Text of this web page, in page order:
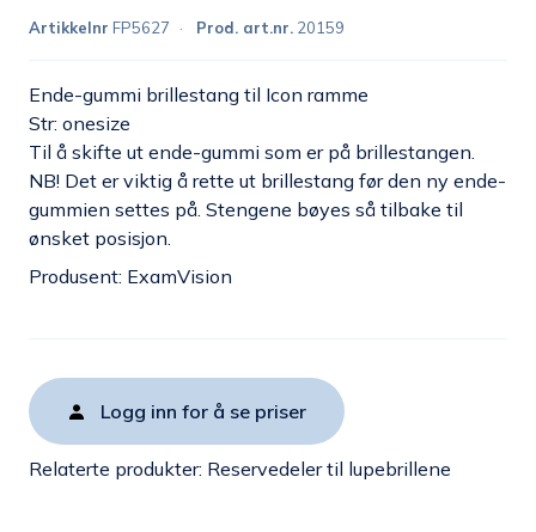
Artikkelnr FP5627 Prod. art.nr. 20159
Ende-gummi brillestang til Icon ramme
Str: onesize
Til å skifte ut ende-gummi som er på brillestangen.
NB! Det er viktig å rette ut brillestang før den ny ende-
gummien settes på. Stengene bøyes så tilbake til
ønsket posisjon.
Produsent: ExamVision
Logg inn for å se priser
Relaterte produkter: Reservedeler til lupebrillene